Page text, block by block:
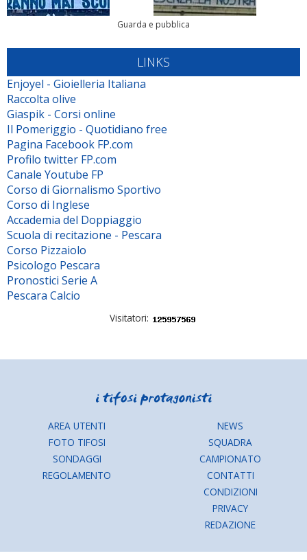
Guarda e pubblica
LINKS
Enjoyel - Gioielleria Italiana
Raccolta olive
Giaspik - Corsi online
Il Pomeriggio - Quotidiano free
Pagina Facebook FP.com
Profilo twitter FP.com
Canale Youtube FP
Corso di Giornalismo Sportivo
Corso di Inglese
Accademia del Doppiaggio
Scuola di recitazione - Pescara
Corso Pizzaiolo
Psicologo Pescara
Pronostici Serie A
Pescara Calcio
Visitatori:
AREA UTENTI
FOTO TIFOSI
SONDAGGI
REGOLAMENTO
NEWS
SQUADRA
CAMPIONATO
CONTATTI
CONDIZIONI
PRIVACY
REDAZIONE